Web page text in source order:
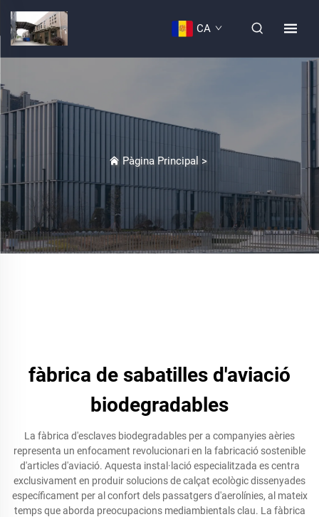
CA
Pàgina Principal >
fàbrica de sabatilles d'aviació
biodegradables
La fàbrica d'esclaves biodegradables per a companyies aèries
representa un enfocament revolucionari en la fabricació sostenible
d'articles d'aviació. Aquesta instal·lació especialitzada es centra
exclusivament en produir solucions de calçat ecològic dissenyades
específicament per al confort dels passatgers d'aerolínies, al mateix
temps que aborda preocupacions mediambientals clau. La fàbrica